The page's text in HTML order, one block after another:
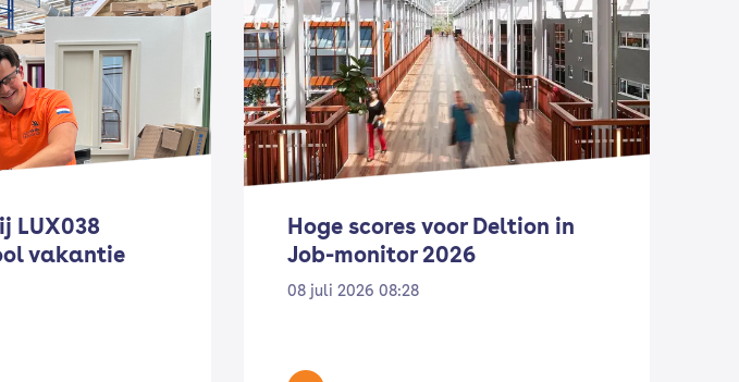
LUX038
vakantie
Hoge scores voor Deltion in
Job-monitor 2026
08 juli 2026 08:28